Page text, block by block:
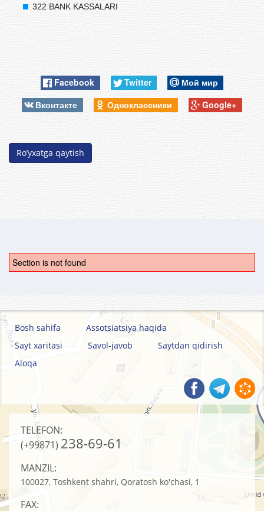
322 BANK KASSALARI
Facebook Twitter
Мой мир
Вконтакте
Одноклассники Google+
Ro’yxatga qaytish
Section is not found
Bosh sahifa
Assotsiatsiya haqida
Sayt xaritasi
Savol-javob
Saytdan qidirish
Aloqa
TELEFON:
(+99871) 238-69-61
MANZIL:
100027, Toshkent shahri, Qoratosh ko'chasi, 1
FAX: